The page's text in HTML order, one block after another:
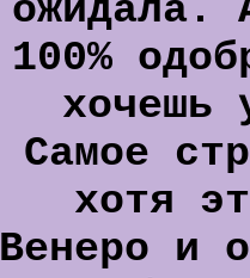
ожидала.
100%
хочешь
Самое
хотя
Венеро и